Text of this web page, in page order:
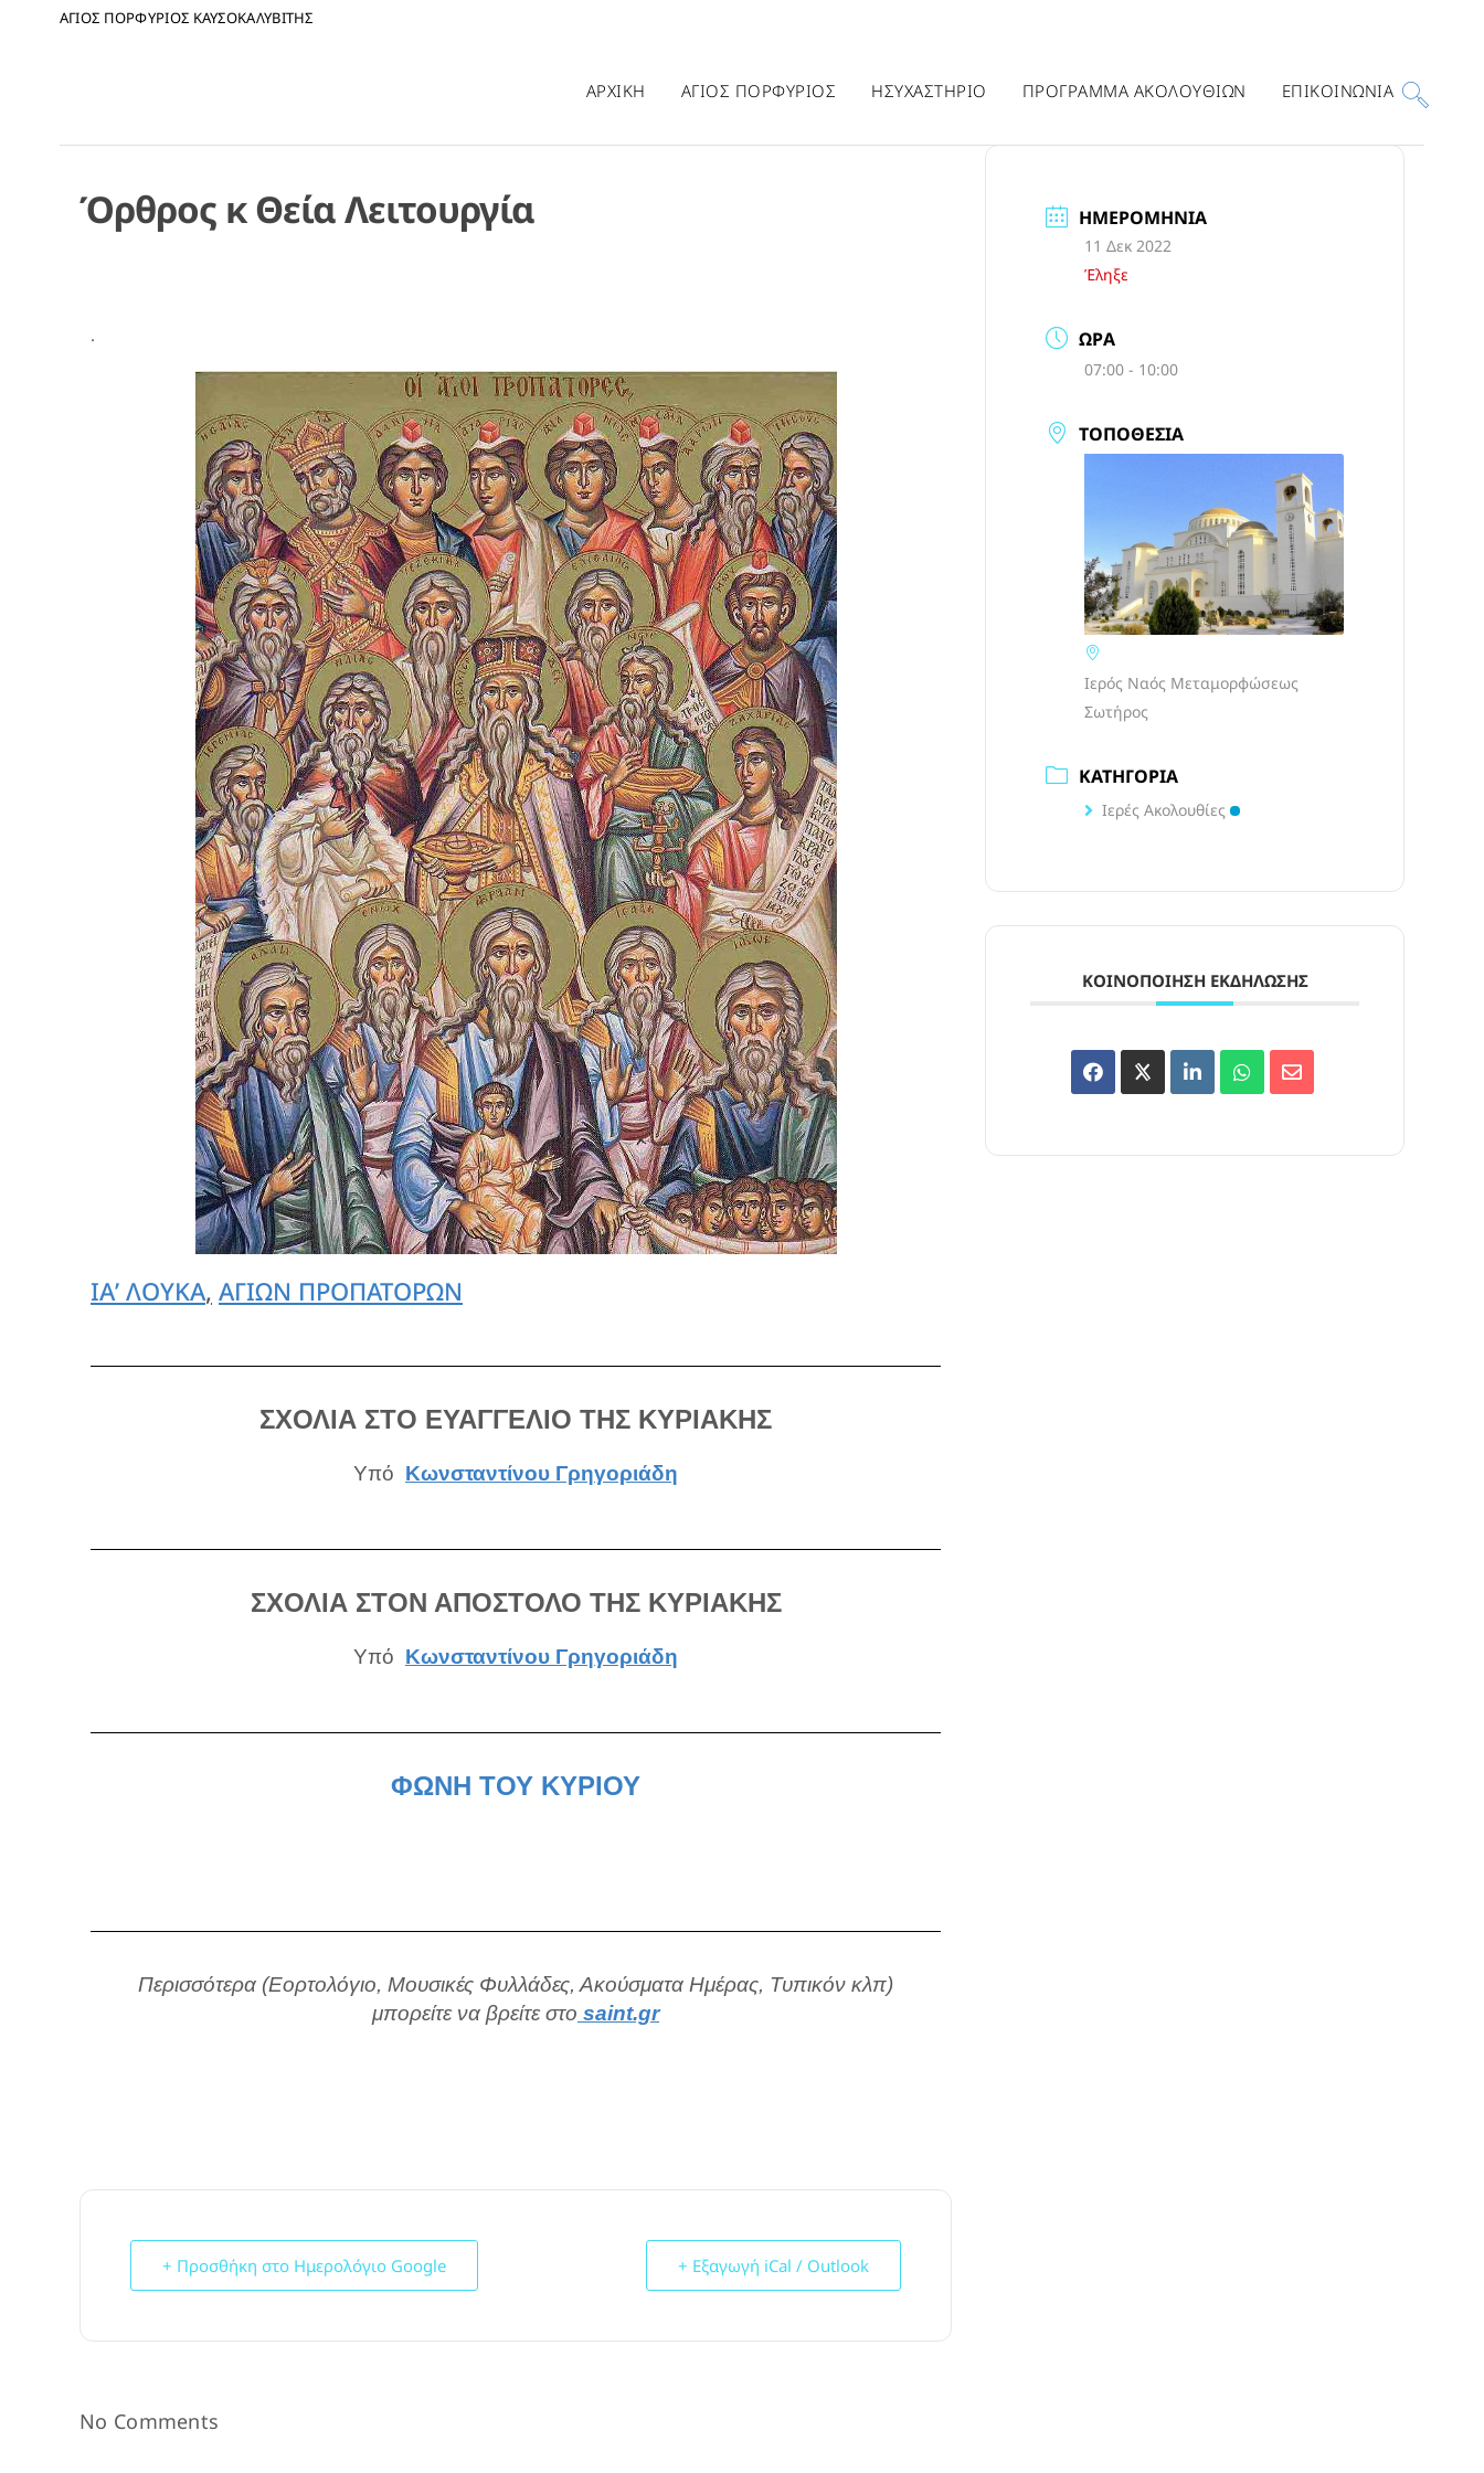
ΑΓΙΟΣ ΠΟΡΦΥΡΙΟΣ ΚΑΥΣΟΚΑΛΥΒΙΤΗΣ
ΑΡΧΙΚΗ ΑΓΙΟΣ ΠΟΡΦΥΡΙΟΣ ΗΣΥΧΑΣΤΗΡΙΟ ΠΡΟΓΡΑΜΜΑ ΑΚΟΛΟΥΘΙΩΝ ΕΠΙΚΟΙΝΩΝΙΑ
Όρθρος κ Θεία Λειτουργία
.
ΙΑ’ ΛΟΥΚΑ, ΑΓΙΩΝ ΠΡΟΠΑΤΟΡΩΝ
ΣΧΟΛΙΑ ΣΤΟ ΕΥΑΓΓΕΛΙΟ ΤΗΣ ΚΥΡΙΑΚΗΣ
Υπό Κωνσταντίνου Γρηγοριάδη
ΣΧΟΛΙΑ ΣΤΟΝ ΑΠΟΣΤΟΛΟ ΤΗΣ ΚΥΡΙΑΚΗΣ
Υπό Κωνσταντίνου Γρηγοριάδη
ΦΩΝΗ ΤΟΥ ΚΥΡΙΟΥ
Περισσότερα (Εορτολόγιο, Μουσικές Φυλλάδες, Ακούσματα Ημέρας, Τυπικόν κλπ)
μπορείτε να βρείτε στο saint.gr
+ Προσθήκη στο Ημερολόγιο Google + Εξαγωγή iCal / Outlook
ΗΜΕΡΟΜΗΝΊΑ
11 Δεκ 2022
Έληξε
ΏΡΑ
07:00 - 10:00
ΤΟΠΟΘΕΣΊΑ
Ιερός Ναός Μεταμορφώσεως
Σωτήρος
ΚΑΤΗΓΟΡΊΑ
Ιερές Ακολουθίες
ΚΟΙΝΟΠΟΊΗΣΗ ΕΚΔΉΛΩΣΗΣ
No Comments